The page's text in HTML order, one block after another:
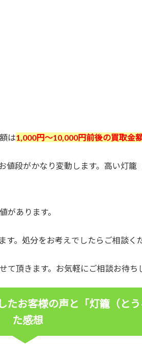
は1,000円～10,000円前後の買取金額
値段がかなり変動します。高い灯籠
があります。
。処分をお考えでしたらご相談く
頂きます。お気軽にご相談お待ち
たお客様の声と「灯籠（と
た感想